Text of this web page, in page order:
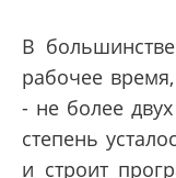
В
рабочее
- не более
степень
и строит